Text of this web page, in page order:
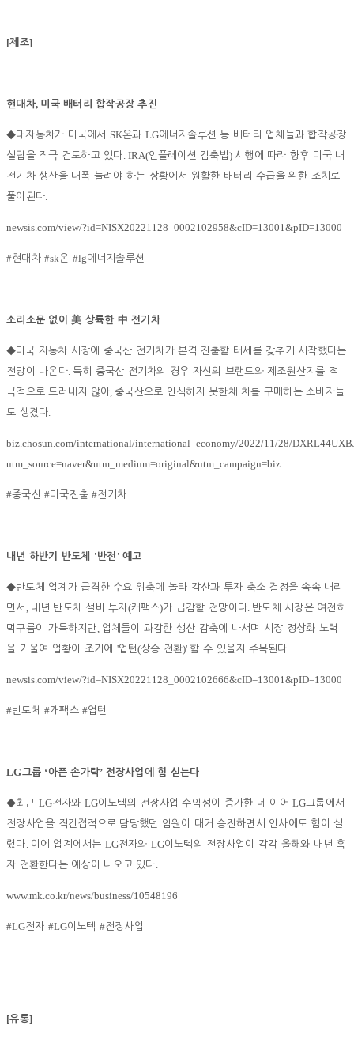
[제조]
현대차, 미국 배터리 합작공장 추진
◆대자동차가 미국에서 SK온과 LG에너지솔루션 등 배터리 업체들과 합작공장
설립을 적극 검토하고 있다. IRA(인플레이션 감축법) 시행에 따라 향후 미국 내
전기차 생산을 대폭 늘려야 하는 상황에서 원활한 배터리 수급을 위한 조치로
풀이된다.
newsis.com/view/?id=NISX20221128_0002102958&cID=13001&pID=13000
#현대차#sk온 #lg에너지솔루션
소리소문 없이美 상륙한 中전기차
◆미국 자동차 시장에 중국산 전기차가 본격 진출할 태세를 갖추기 시작했다는
전망이 나온다. 특히 중국산 전기차의 경우 자신의 브랜드와 제조원산지를 적
극적으로 드러내지 않아,중국산으로 인식하지 못한채 차를 구매하는 소비자들
도 생겼다.
biz.chosun.com/international/international_economy/2022/11/28/
utm_source=naver&utm_medium=original&utm_campaign=biz
#중국산#미국진출#전기차
내년 하반기 반도체 '반전 '예고
◆반도체 업계가 급격한 수요 위축에 놀라 감산과 투자 축소 결정을 속속 내리
면서 , 내년 반도체 설비 투자(캐팩스)가 급감할 전망이다. 반도체 시장은 여전히
먹구름이 가득하지만, 업체들이 과감한 생산 감축에 나서며 시장 정상화 노력
을 기울여 업황이 조기에 '업턴(상승 전환)'할 수 있을지 주목된다.
newsis.com/view/?id=NISX20221128_0002102666&cID=13001&pID=13000
#반도체#캐팩스#업턴
LG그룹 ‘아픈 손가락’ 전장사업에 힘 싣는다
◆최근 LG전자와 LG이노텍의 전장사업 수익성이 증가한 데 이어LG그룹에서
전장사업을 직간접적으로 담당했던 임원이 대거 승진하면서 인사에도 힘이 실
렸다. 이에 업계에서는 LG전자와 LG이노텍의 전장사업이 각각 올해와 내년 흑
자 전환한다는 예상이 나오고 있다.
www.mk.co.kr/news/business/10548196
#LG전자 #LG이노텍 #전장사업
[유통]